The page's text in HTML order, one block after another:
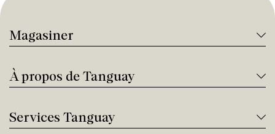
Magasiner
À propos de Tanguay
Services Tanguay